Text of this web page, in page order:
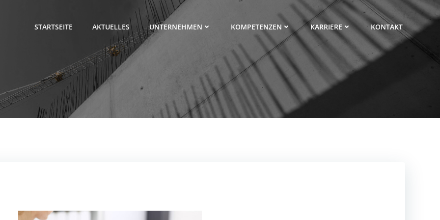
STARTSEITE AKTUELLES UNTERNEHMEN KOMPETENZEN KARRIERE KONTAKT